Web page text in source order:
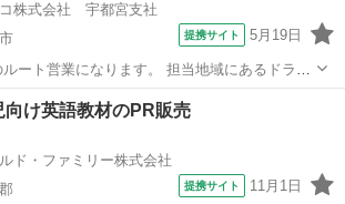
株式会社 宇都宮支社
提携サイト 5月19日
ート営業になります。 担当地域にあるドラッ
回って頂き、店頭でのコミュニケーションを
把握し商品を提案するお仕事です。 商品の詳細
されますので...
業
向け英語教材のPR販売
ド・ファミリー株式会社
提携サイト 11月1日